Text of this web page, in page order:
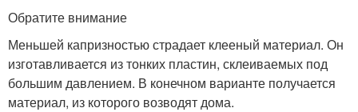
Обратите внимание
Меньшей капризностью страдает клееный материал. Он
изготавливается из тонких пластин, склеиваемых под
большим давлением. В конечном варианте получается
материал, из которого возводят дома.